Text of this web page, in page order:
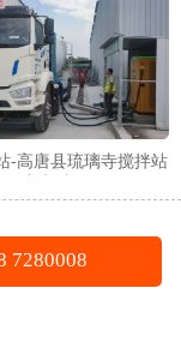
-高唐县琉璃寺搅拌站
7280008